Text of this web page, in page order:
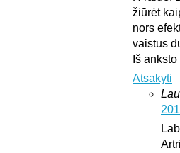
žiūrėt
nors
vaistus
Iš
Atsakyti